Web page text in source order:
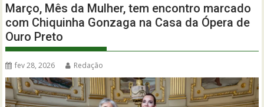
Março, Mês da Mulher, tem encontro marcado
com Chiquinha Gonzaga na Casa da Ópera de
Ouro Preto
fev 28, 2026 Redação